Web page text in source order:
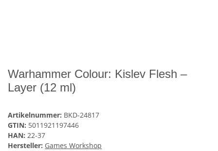
Warhammer Colour: Kislev Flesh –
Layer (12 ml)
Artikelnummer: BKD-24817
GTIN: 5011921197446
HAN: 22-37
Hersteller: Games Workshop